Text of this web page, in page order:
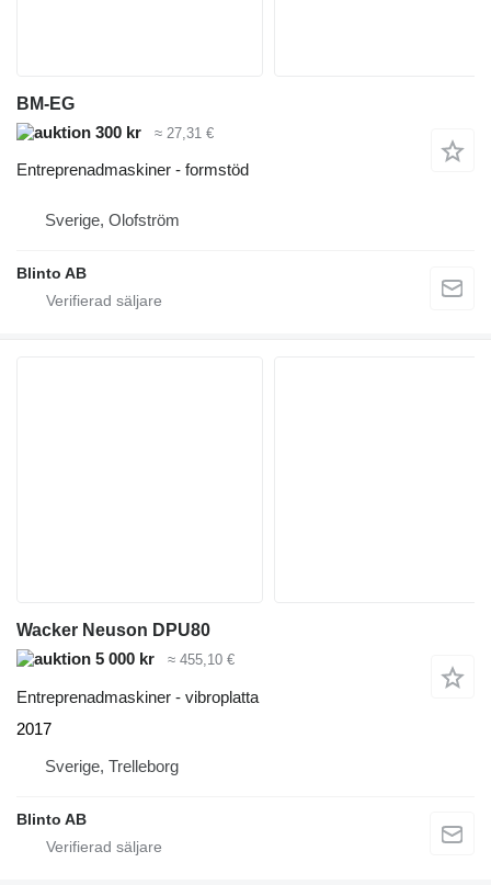
BM-EG
300 kr
≈ 27,31 €
Entreprenadmaskiner - formstöd
Sverige, Olofström
Blinto AB
Wacker Neuson DPU80
5 000 kr
≈ 455,10 €
Entreprenadmaskiner - vibroplatta
2017
Sverige, Trelleborg
Blinto AB